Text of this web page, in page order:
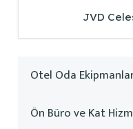
JVD
Otel Oda
Ön Büro ve Kat